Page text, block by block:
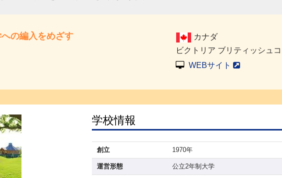
の編入をめざす
カナダ
ビクトリア ブリティッシュ
WEBサイト
学校情報
創立 1970年
運営形態 公立2年制大学